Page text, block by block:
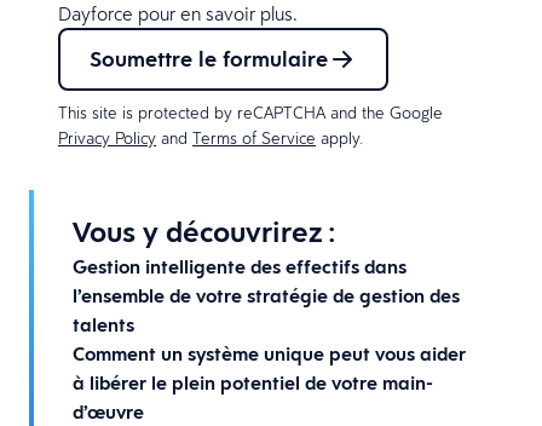
Vous y découvrirez :
Gestion intelligente des effectifs dans
l’ensemble de votre stratégie de gestion des
talents
Comment un système unique peut vous aider
à libérer le plein potentiel de votre main-
d’œuvre
Dayforce pour en savoir plus.
Soumettre le formulaire
This site is protected by reCAPTCHA and the Google
Privacy Policy and Terms of Service apply.